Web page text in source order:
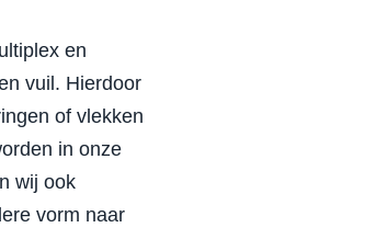
en
vuil. Hierdoor
of vlekken
in onze
wij ook
vorm naar